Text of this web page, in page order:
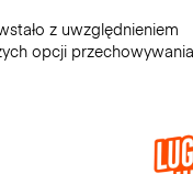
z uwzględnieniem
opcji